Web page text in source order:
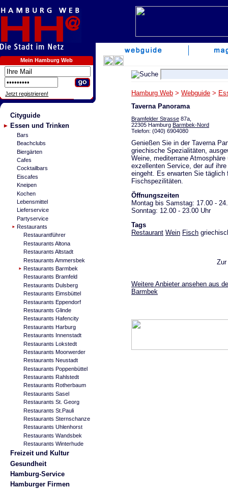
Mein Hamburg Web
Jetzt registrieren!
Cityguide
Essen und Trinken
Bars
Beachclubs
Biergärten
Cafes
Cocktailbars
Eiscafes
Kneipen
Kochen
Lebensmittel
Lieferservice
Partyservice
Restaurants
Restaurantführer
Restaurants Altona
Restaurants Altstadt
Restaurants Ammersbek
Restaurants Barmbek
Restaurants Bramfeld
Restaurants Dulsberg
Restaurants Eimsbüttel
Restaurants Eppendorf
Restaurants Glinde
Restaurants Hafencity
Restaurants Harburg
Restaurants Innenstadt
Restaurants Lokstedt
Restaurants Moorwerder
Restaurants Neustadt
Restaurants Poppenbüttel
Restaurants Rahlstedt
Restaurants Rotherbaum
Restaurants Sasel
Restaurants St. Georg
Restaurants St.Pauli
Restaurants Sternschanze
Restaurants Uhlenhorst
Restaurants Wandsbek
Restaurants Winterhude
Freizeit und Kultur
Gesundheit
Hamburg-Service
Hamburger Firmen
Hamburg Web > Webguide >
Taverna Panorama
Bramfelder Strasse 87a,
22305 Hamburg Barmbek-Nord
Telefon: (040) 6904080
Genießen Sie in der Taverna
griechische Spezialitäten,
Weine, mediterrane Atmosphäre
exzellenten Service, der auf
eingeht. Es erwarten Sie täglich
Fischspezilitäten.
Öffnungszeiten
Montag bis Samstag: 17.00 -
Sonntag: 12.00 - 23.00 Uhr
Tags
Restaurant Wein Fisch
Weitere Anbieter ansehen aus
Barmbek